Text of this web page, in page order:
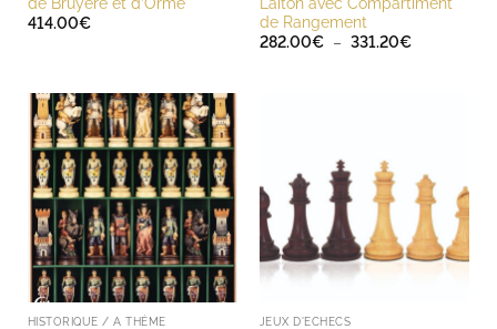
414.00€
de Rangement
282.00€ – 331.20€Plage
HISTORIQUE / A THÈME JEUX D'ECHECS